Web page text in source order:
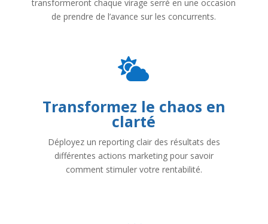
transformeront chaque virage serré en une occasion
de prendre de l’avance sur les concurrents.

Transformez le chaos en
clarté
Déployez un reporting clair des résultats des
différentes actions marketing pour savoir
comment stimuler votre rentabilité.